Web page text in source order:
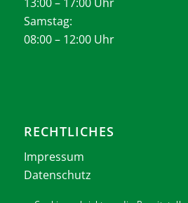
Samstag:
08:00 – 12:00 Uhr
RECHTLICHES
Impressum
Datenschutz